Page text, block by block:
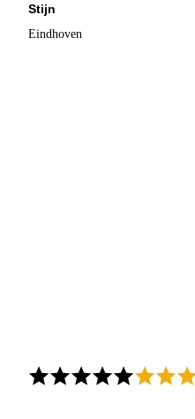
Stijn
Eindhoven